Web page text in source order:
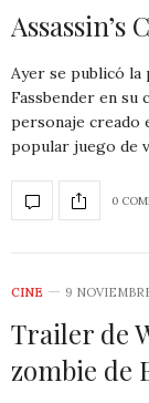
Assassin’s
Ayer se publicó la
Fassbender en su
personaje creado
popular juego de
0
CINE 9
Trailer de
zombie de